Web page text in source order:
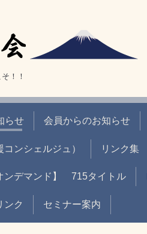
！！
らせ 会員からのお知らせ
ンシェルジュ） リンク集
ンデマンド】 715タイトル
ンク セミナー案内